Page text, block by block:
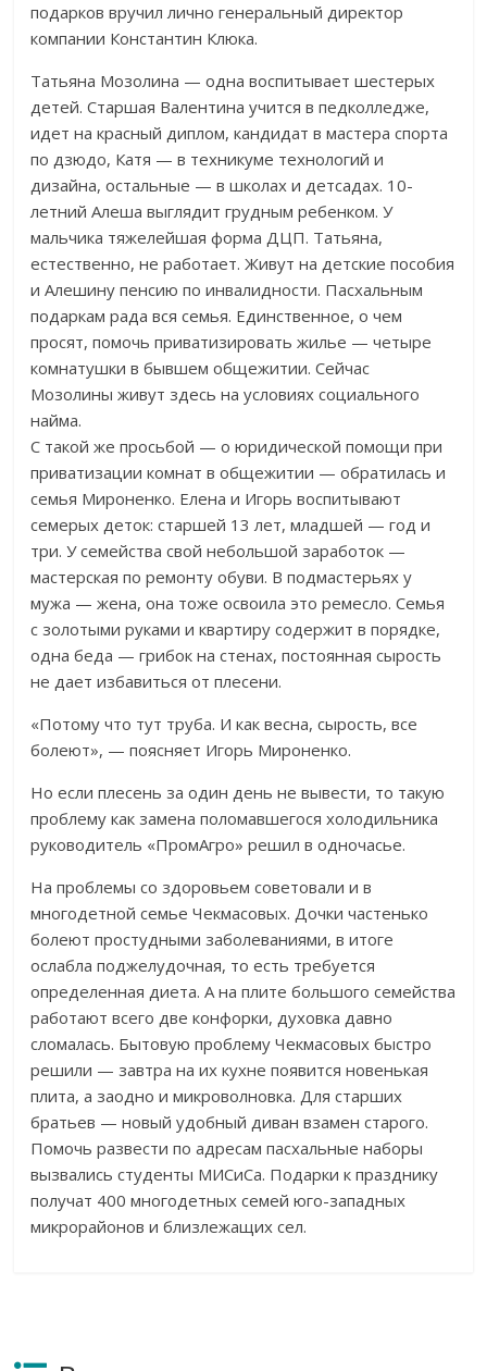
подарков вручил лично генеральный директор
компании Константин Клюка.
Татьяна Мозолина — одна воспитывает шестерых
детей. Старшая Валентина учится в педколледже,
идет на красный диплом, кандидат в мастера спорта
по дзюдо, Катя — в техникуме технологий и
дизайна, остальные — в школах и детсадах. 10-
летний Алеша выглядит грудным ребенком. У
мальчика тяжелейшая форма ДЦП. Татьяна,
естественно, не работает. Живут на детские пособия
и Алешину пенсию по инвалидности. Пасхальным
подаркам рада вся семья. Единственное, о чем
просят, помочь приватизировать жилье — четыре
комнатушки в бывшем общежитии. Сейчас
Мозолины живут здесь на условиях социального
найма.
С такой же просьбой — о юридической помощи при
приватизации комнат в общежитии — обратилась и
семья Мироненко. Елена и Игорь воспитывают
семерых деток: старшей 13 лет, младшей — год и
три. У семейства свой небольшой заработок —
мастерская по ремонту обуви. В подмастерьях у
мужа — жена, она тоже освоила это ремесло. Семья
с золотыми руками и квартиру содержит в порядке,
одна беда — грибок на стенах, постоянная сырость
не дает избавиться от плесени.
«Потому что тут труба. И как весна, сырость, все
болеют», — поясняет Игорь Мироненко.
Но если плесень за один день не вывести, то такую
проблему как замена поломавшегося холодильника
руководитель «ПромАгро» решил в одночасье.
На проблемы со здоровьем советовали и в
многодетной семье Чекмасовых. Дочки частенько
болеют простудными заболеваниями, в итоге
ослабла поджелудочная, то есть требуется
определенная диета. А на плите большого семейства
работают всего две конфорки, духовка давно
сломалась. Бытовую проблему Чекмасовых быстро
решили — завтра на их кухне появится новенькая
плита, а заодно и микроволновка. Для старших
братьев — новый удобный диван взамен старого.
Помочь развести по адресам пасхальные наборы
вызвались студенты МИСиСа. Подарки к празднику
получат 400 многодетных семей юго-западных
микрорайонов и близлежащих сел.